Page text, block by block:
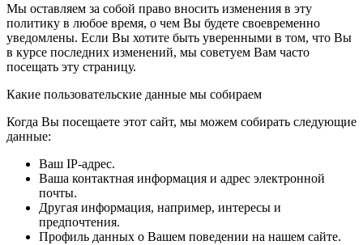
Мы оставляем за собой право вносить изменения в эту
политику в любое время, о чем Вы будете своевременно
уведомлены. Если Вы хотите быть уверенными в том, что Вы
в курсе последних изменений, мы советуем Вам часто
посещать эту страницу.
Какие пользовательские данные мы собираем
Когда Вы посещаете этот сайт, мы можем собирать следующие
данные:
Ваш IP-адрес.
Ваша контактная информация и адрес электронной
почты.
Другая информация, например, интересы и
предпочтения.
Профиль данных о Вашем поведении на нашем сайте.